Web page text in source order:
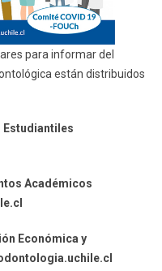
para informar del
están distribuidos
Estudiantiles
Académicos
Económica y